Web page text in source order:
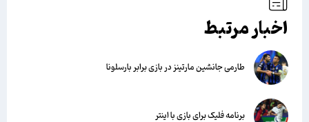
اخبار مرتبط
طارمی جانشین مارتینز در بازی برابر بارسلونا
برنامه فلیک برای بازی با اینتر